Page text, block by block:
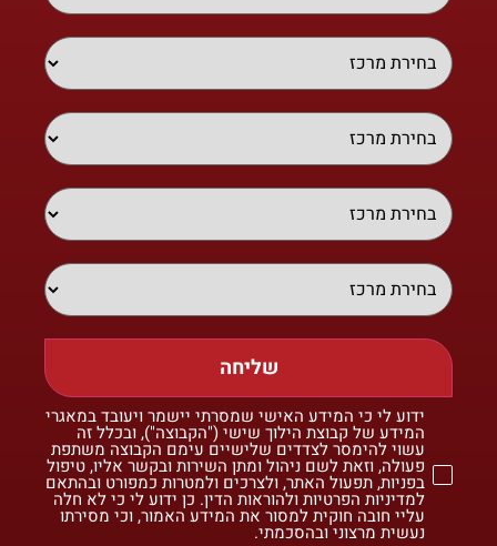
שליחה
ידוע לי כי המידע האישי שמסרתי יישמר ויעובד במאגרי
המידע של קבוצת הילוך שישי ("הקבוצה"), ובכלל זה
עשוי להימסר לצדדים שלישיים עימם הקבוצה משתפת
פעולה, וזאת לשם ניהול ומתן השירות ובקשר אליו, טיפול
בפניות, תפעול האתר, ולצרכים ולמטרות כמפורט ובהתאם
למדיניות הפרטיות ולהוראות הדין. כן ידוע לי כי לא חלה
עליי חובה חוקית למסור את המידע האמור, וכי מסירתו
נעשית מרצוני ובהסכמתי.